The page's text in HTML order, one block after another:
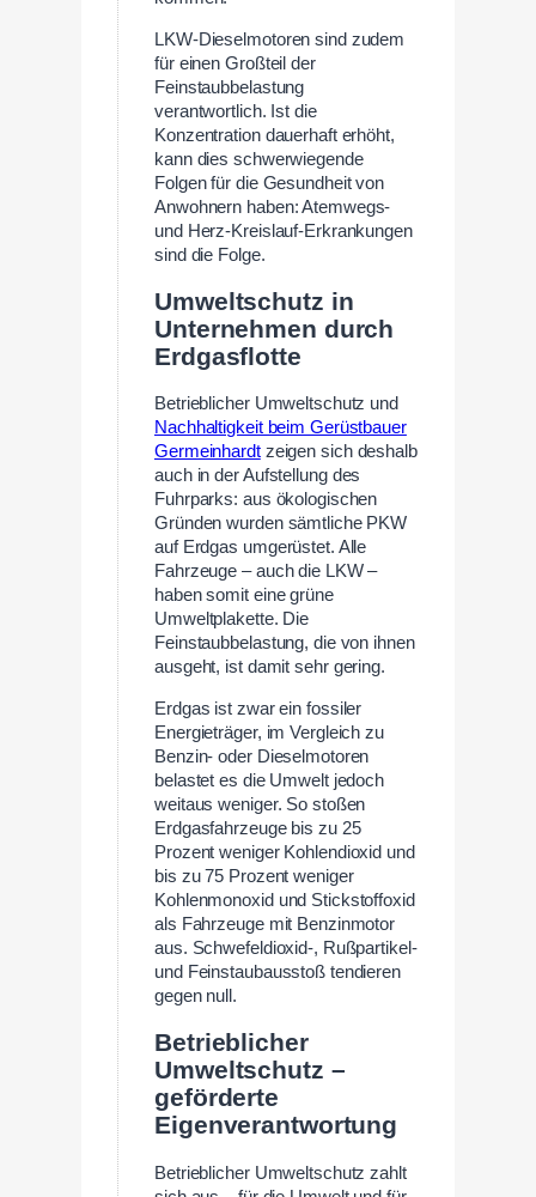
LKW-Dieselmotoren sind zudem
für einen Großteil der
Feinstaubbelastung
verantwortlich. Ist die
Konzentration dauerhaft erhöht,
kann dies schwerwiegende
Folgen für die Gesundheit von
Anwohnern haben: Atemwegs-
und Herz-Kreislauf-Erkrankungen
sind die Folge.
Umweltschutz in
Unternehmen durch
Erdgasflotte
Betrieblicher Umweltschutz und
Nachhaltigkeit beim Gerüstbauer
Germeinhardtzeigen sich deshalb
auch in der Aufstellung des
Fuhrparks: aus ökologischen
Gründen wurden sämtliche PKW
auf Erdgas umgerüstet. Alle
Fahrzeuge – auch die LKW –
haben somit eine grüne
Umweltplakette. Die
Feinstaubbelastung, die von ihnen
ausgeht, ist damit sehr gering.
Erdgas ist zwar ein fossiler
Energieträger, im Vergleich zu
Benzin- oder Dieselmotoren
belastet es die Umwelt jedoch
weitaus weniger. So stoßen
Erdgasfahrzeuge bis zu 25
Prozent weniger Kohlendioxid und
bis zu 75 Prozent weniger
Kohlenmonoxid und Stickstoffoxid
als Fahrzeuge mit Benzinmotor
aus. Schwefeldioxid-, Rußpartikel-
und Feinstaubausstoß tendieren
gegen null.
Betrieblicher
Umweltschutz –
geförderte
Eigenverantwortung
Betrieblicher Umweltschutz zahlt